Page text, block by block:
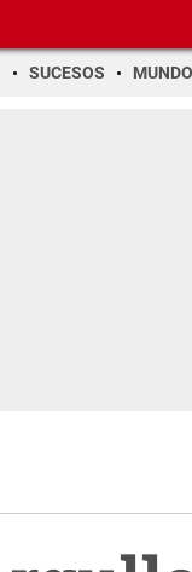
SUCESOS MUNDO